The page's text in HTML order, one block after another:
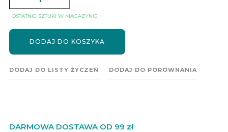
OSTATNIE SZTUKI W MAGAZYNIE
DODAJ DO KOSZYKA
DODAJ DO LISTY ŻYCZEŃ DODAJ DO PORÓWNANIA
DARMOWA DOSTAWA OD 99 zł